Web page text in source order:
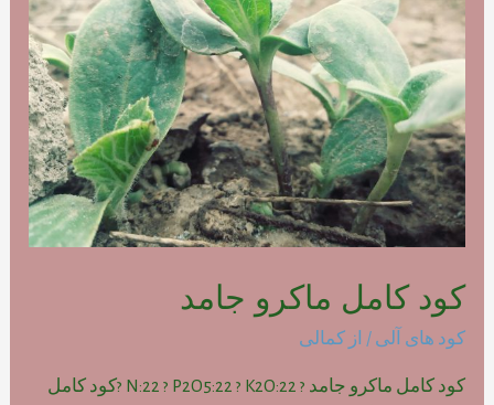
کود کامل ماکرو جامد
کود های آلی / از کمالی
کود کامل ماکرو جامد ? N:22 ? P2O5:22 ? K2O:22 ?کود کامل